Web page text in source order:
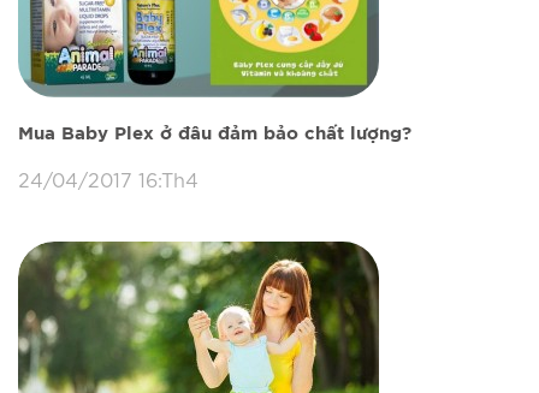
Mua Baby Plex ở đâu đảm bảo chất lượng?
24/04/2017 16:Th4